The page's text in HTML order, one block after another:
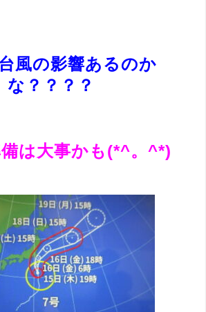
風の影響あるのか
な？？？？
は大事かも(*^。^*)